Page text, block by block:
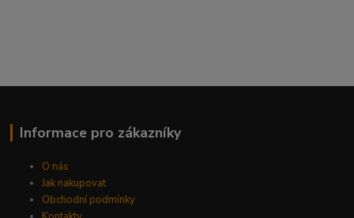
Informace pro zákazníky
O nás
Jak nakupovat
Obchodní podmínky